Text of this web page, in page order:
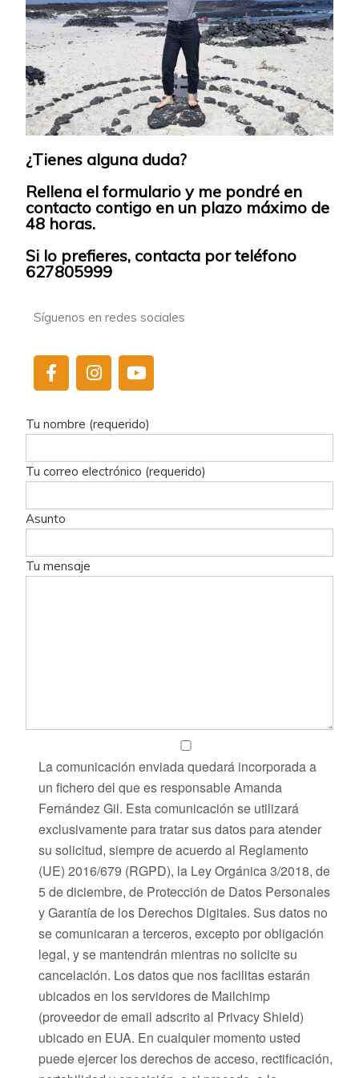
¿Tienes alguna duda?
Rellena el formulario y me pondré en
contacto contigo en un plazo máximo de
48 horas.
Si lo prefieres, contacta por teléfono
627805999
Síguenos en redes sociales
Tu nombre (requerido)
Tu correo electrónico (requerido)
Asunto
Tu mensaje
La comunicación enviada quedará incorporada a
un fichero del que es responsable Amanda
Fernández Gil. Esta comunicación se utilizará
exclusivamente para tratar sus datos para atender
su solicitud, siempre de acuerdo al Reglamento
(UE) 2016/679 (RGPD), la Ley Orgánica 3/2018, de
5 de diciembre, de Protección de Datos Personales
y Garantía de los Derechos Digitales. Sus datos no
se comunicaran a terceros, excepto por obligación
legal, y se mantendrán mientras no solicite su
cancelación. Los datos que nos facilitas estarán
ubicados en los servidores de Mailchimp
(proveedor de email adscrito al Privacy Shield)
ubicado en EUA. En cualquier momento usted
puede ejercer los derechos de acceso, rectificación,